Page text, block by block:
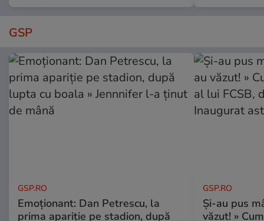
GSP
GSP.RO
Emoționant: Dan Petrescu, la
prima apariție pe stadion, după
GSP.RO
Și-au pus
văzut! »